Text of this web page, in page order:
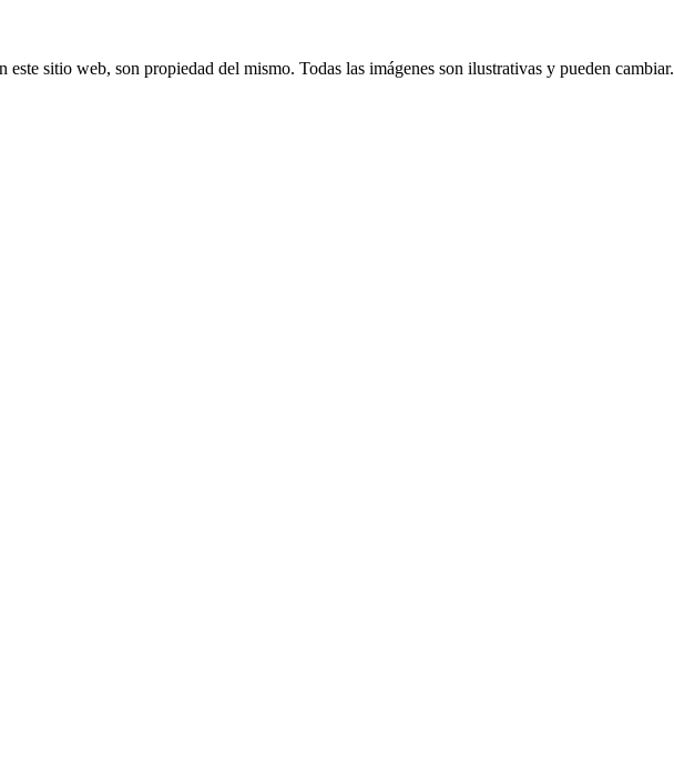
sitio web, son propiedad del mismo. Todas las imágenes son ilustrativas y pueden cambiar.